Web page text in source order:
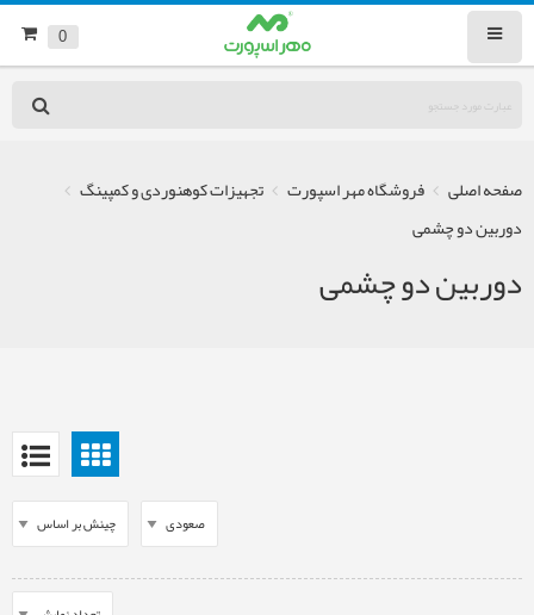
0
صفحه اصلی فروشگاه مهر اسپورت
تجهیزات کوهنوردی و کمپینگ
دوربین دو چشمی
دوربین دو چشمی